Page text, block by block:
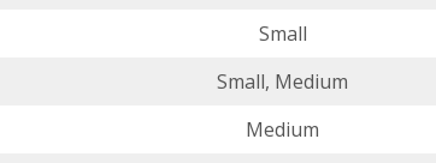
Small
Small, Medium
Medium